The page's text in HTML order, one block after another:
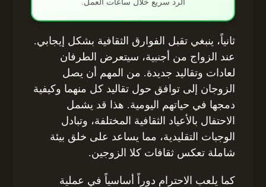
ثانياً، ينبغي تقبل الفوارق الثقافية بشكل إيجابي.
عند الزواج من أجنبية، سيتعرض الطرفان
لعادات وتقاليد جديدة. من المهم أن يصل
الزوجان إلى توافق حول تقاليد كل منهما وكيفية
دمجها في حياتهم اليومية. هذا قد يشمل
الاحتفال بالأعياد الثقافية المختلفة، وتبادل
الوجبات التقليدية، مما يساعد على خلق بيئة
شاملة تعكس ثقافات كلا الزوجين.
كما يلعب الاحترام دوراً أساسياً في عملية